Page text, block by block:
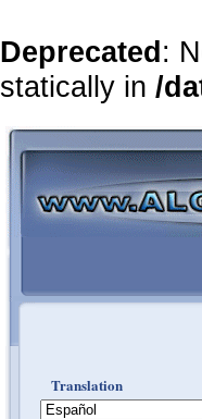
Deprecated:
statically in /
Translation